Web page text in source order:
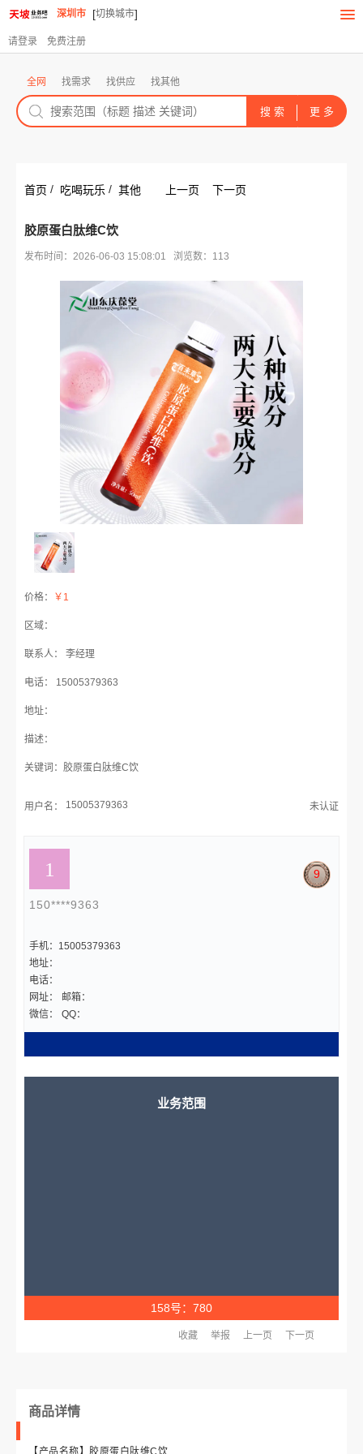
深圳市 [切换城市]
请登录 免费注册
全网 找需求 找供应 找其他
首页 / 吃喝玩乐 / 其他 上一页 下一页
胶原蛋白肽维C饮
发布时间：2026-06-03 15:08:01 浏览数：113
价格： ￥1
区域：
联系人： 李经理
电话： 15005379363
地址：
描述：
关键词：胶原蛋白肽维C饮
用户名： 15005379363 未认证
150****9363
9
手机：15005379363
地址：
电话：
网址：
邮箱：
微信：
QQ：
业务范围
158号：780
收藏 举报 上一页 下一页
商品详情
【产品名称】胶原蛋白肽维C饮